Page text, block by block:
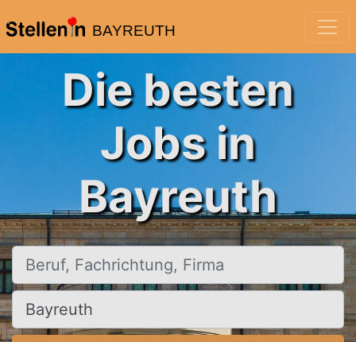
BAYREUTH
Die besten
Jobs in
Bayreuth
Beruf, Fachrichtung, Firma
Ort, Stadt